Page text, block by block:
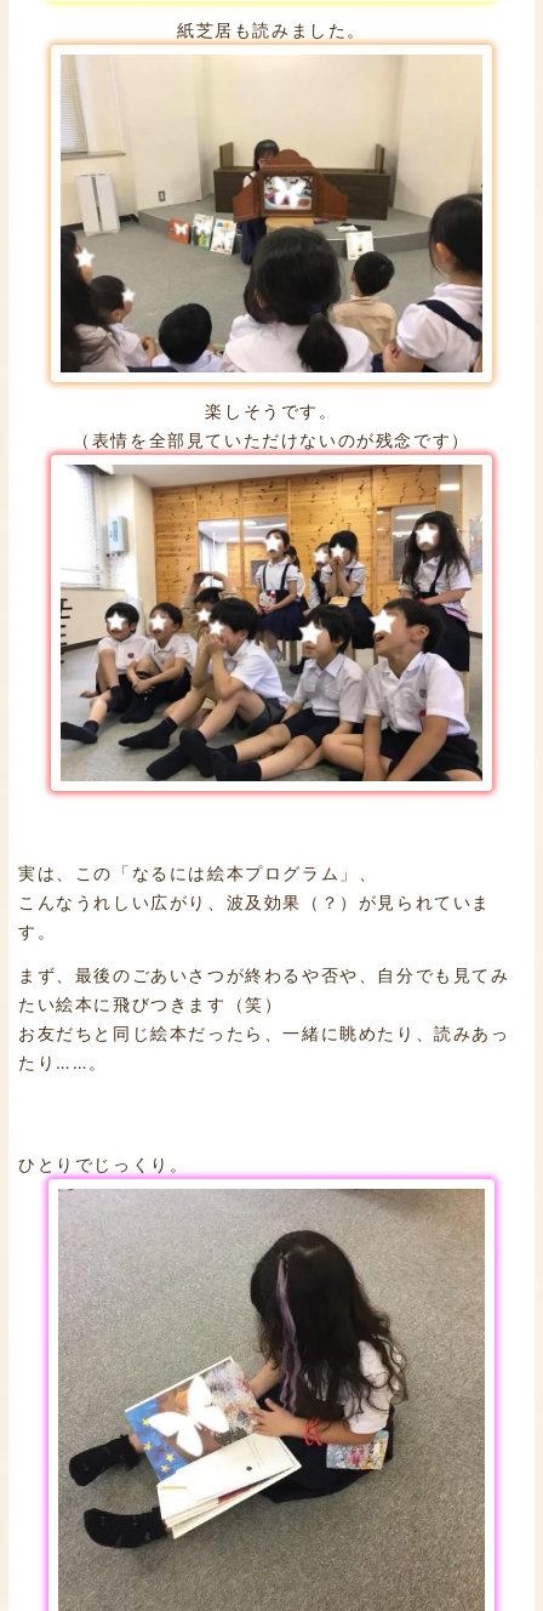
紙芝居も読みました。
楽しそうです。
（表情を全部見ていただけないのが残念です）
実は、この「なるには絵本プログラム」、
こんなうれしい広がり、波及効果（？）が見られていま
す。
まず、最後のごあいさつが終わるや否や、自分でも見てみ
たい絵本に飛びつきます（笑）
お友だちと同じ絵本だったら、一緒に眺めたり、読みあっ
たり……。
ひとりでじっくり。